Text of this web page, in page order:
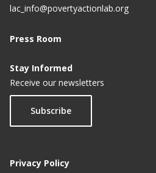
lac_info@povertyactionlab.org
Press Room
Stay Informed
Receive our newsletters
Subscribe
Privacy Policy